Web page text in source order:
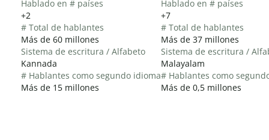
Hablado en # países
+2
# Total de hablantes
Más de 60 millones
Sistema de escritura / Alfabeto
Kannada
# Hablantes como segundo idioma
Más de 15 millones
Hablado en # países
+7
# Total de hablantes
Más de 37 millones
Sistema de escritura /
Malayalam
# Hablantes como
Más de 0,5 millones